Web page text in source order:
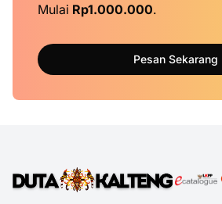
Mulai Rp1.000.000.
Pesan Sekarang